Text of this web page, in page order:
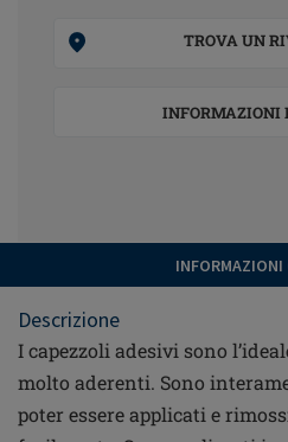
TROVA UN
INFORMAZIONI
INFORMAZIONI
Descrizione
I capezzoli adesivi sono
molto aderenti. Sono
poter essere applicati e